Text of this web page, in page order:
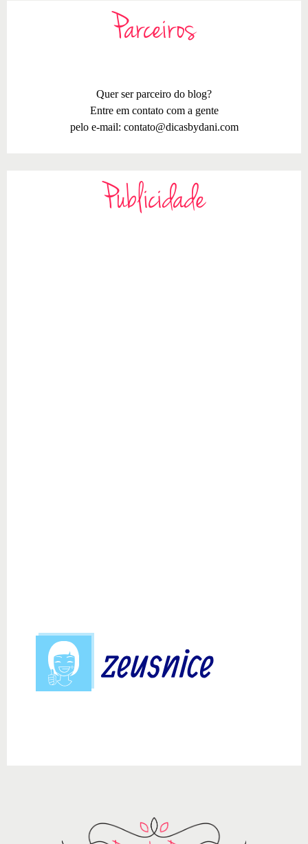
Parceiros
Quer ser parceiro do blog?
Entre em contato com a gente
pelo e-mail: contato@dicasbydani.com
Publicidade